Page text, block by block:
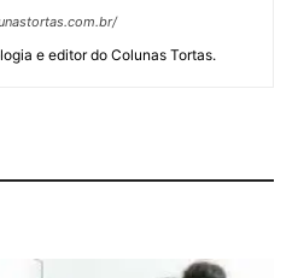
e editor do Colunas Tortas.